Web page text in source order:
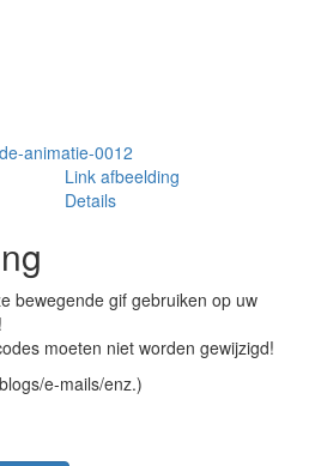
Link afbeelding
Details
bewegende gif gebruiken op uw
moeten niet worden gewijzigd!
e-mails/enz.)